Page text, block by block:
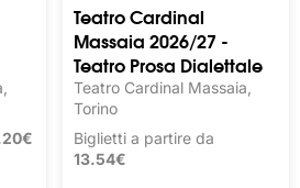
Teatro Cardinal
Massaia 2026/27 -
Teatro Prosa Dialettale
Teatro Cardinal Massaia,
Torino
Biglietti a partire da
13.54€